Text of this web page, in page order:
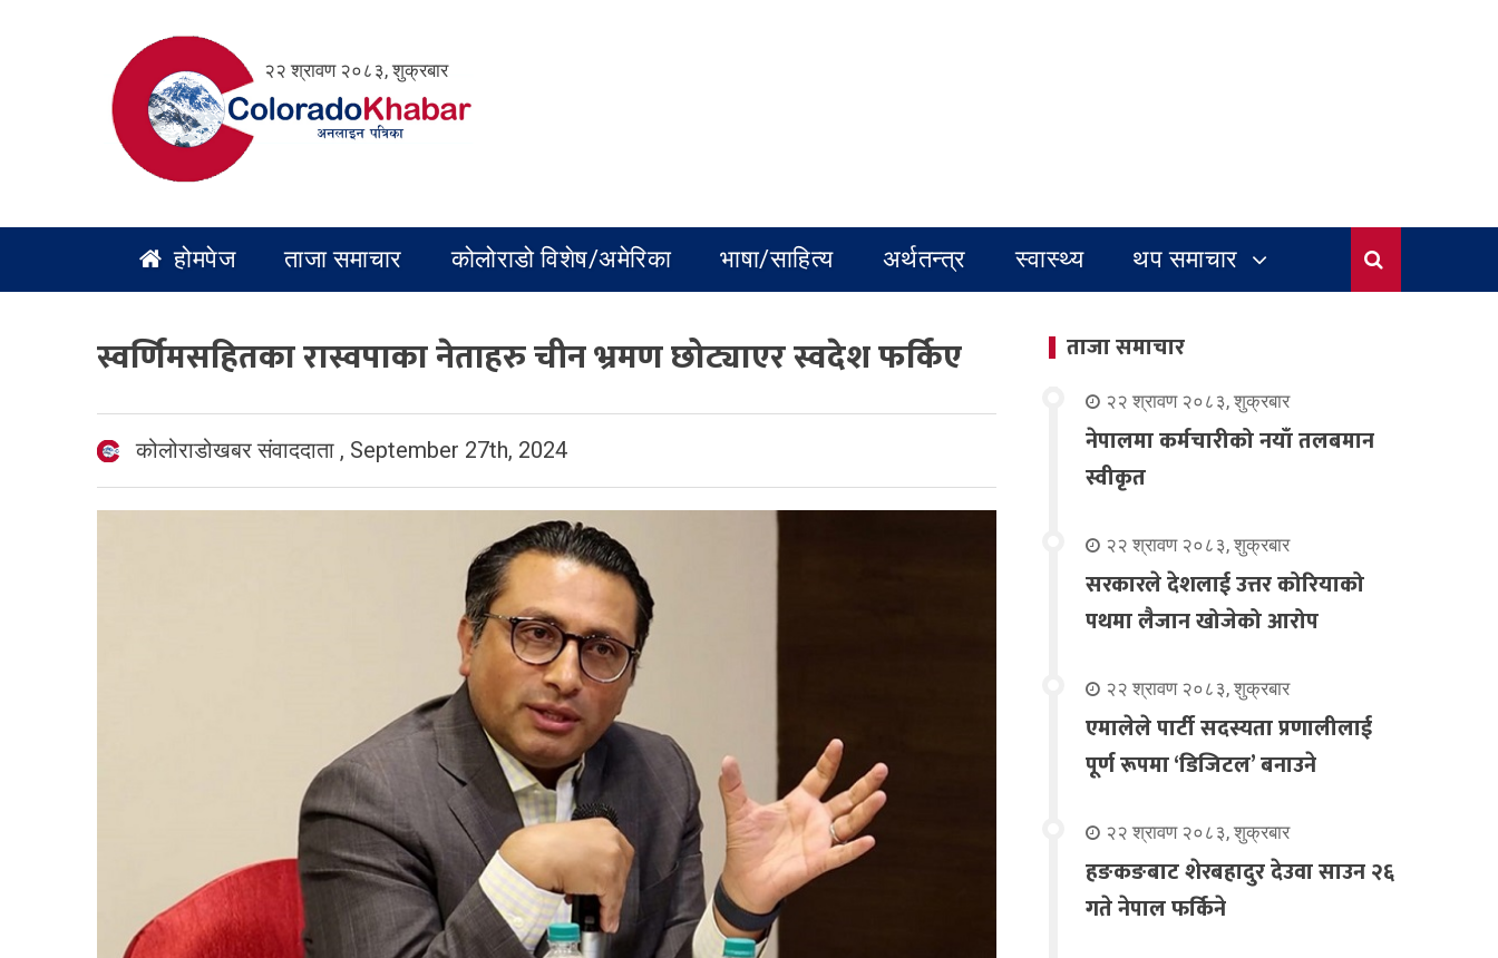
२२ श्रावण २०८३, शुक्रबार
होमपेज ताजा समाचार कोलोराडो विशेष/अमेरिका भाषा/साहित्य अर्थतन्त्र स्वास्थ्य थप समाचार
स्वर्णिमसहितका रास्वपाका नेताहरु चीन भ्रमण छोट्याएर स्वदेश फर्किए
कोलोराडोखबर संवाददाता , September 27th, 2024
ताजा समाचार
२२ श्रावण २०८३, शुक्रबार
नेपालमा कर्मचारीको नयाँ तलबमान
स्वीकृत
२२ श्रावण २०८३, शुक्रबार
सरकारले देशलाई उत्तर कोरियाको
पथमा लैजान खोजेको आरोप
२२ श्रावण २०८३, शुक्रबार
एमालेले पार्टी सदस्यता प्रणालीलाई
पूर्ण रूपमा ‘डिजिटल’ बनाउने
२२ श्रावण २०८३, शुक्रबार
हङकङबाट शेरबहादुर देउवा साउन २६
गते नेपाल फर्किने